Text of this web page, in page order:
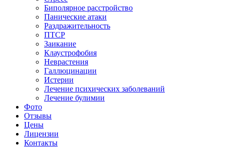
Биполярное расстройство
Панические атаки
Раздражительность
ПТСР
Заикание
Клаустрофобия
Неврастения
Галлюцинации
Истерии
Лечение психических заболеваний
Лечение булимии
Фото
Отзывы
Цены
Лицензии
Контакты